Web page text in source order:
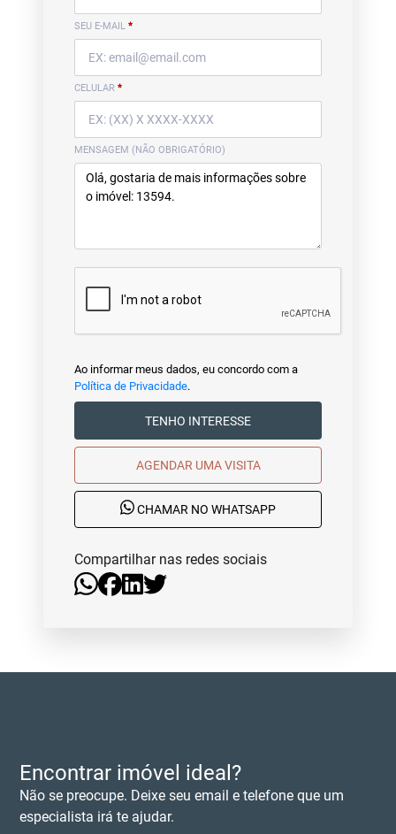
SEU E-MAIL *
CELULAR *
MENSAGEM (NÃO OBRIGATÓRIO)
Ao informar meus dados, eu concordo com a
Política de Privacidade.
TENHO INTERESSE
AGENDAR UMA VISITA
CHAMAR NO WHATSAPP
Compartilhar nas redes sociais
Encontrar imóvel ideal?
Não se preocupe. Deixe seu email e telefone que um
especialista irá te ajudar.